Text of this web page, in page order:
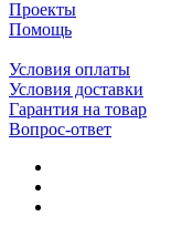
Проекты
Помощь
Условия оплаты
Условия доставки
Гарантия на товар
Вопрос-ответ